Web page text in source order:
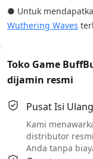
● Untuk
Wuthering Waves
Toko Game
dijamin resmi
Pusat Isi
Kami
distributor
Anda tanpa